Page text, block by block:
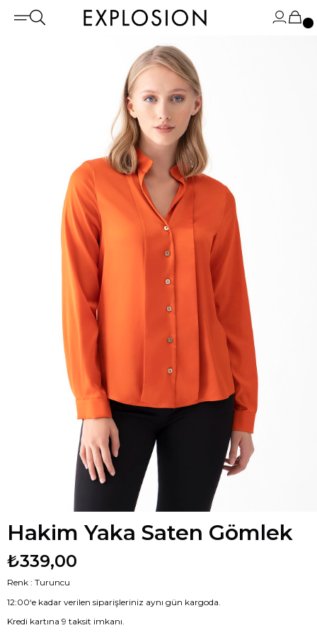
Hakim Yaka Saten Gömlek
₺339,00
Renk : Turuncu
12:00‘e kadar verilen siparişleriniz aynı gün kargoda.
Kredi kartına 9 taksit imkanı.